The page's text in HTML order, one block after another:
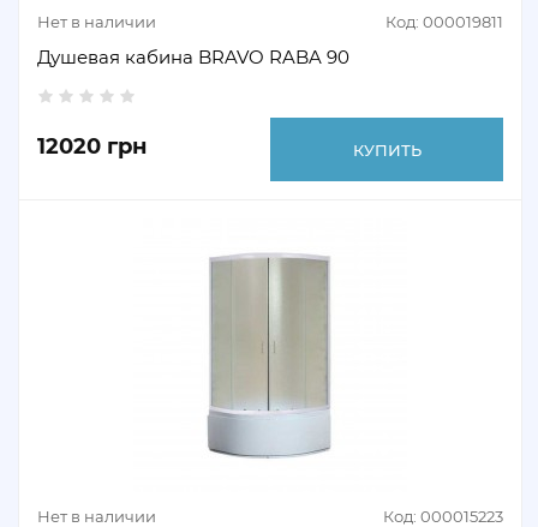
Нет в наличии Код: 000019811
Душевая кабина BRAVO RABA 90
12020 грн КУПИТЬ
Нет в наличии Код: 000015223